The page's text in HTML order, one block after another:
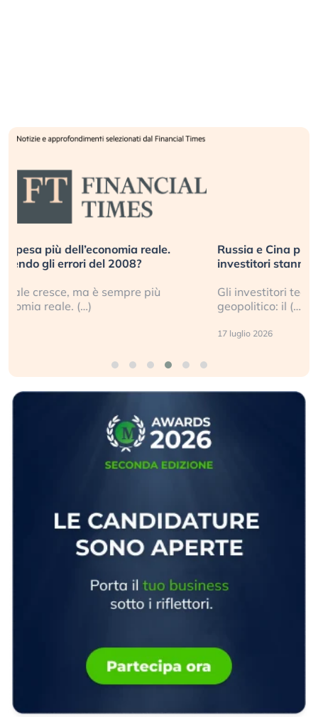
Russia e Cina pronti a spegnere Starlink. Gli
investitori stanno sottovalutando il rischio?
Gli investitori tech continuano a ignorare il rischio
geopolitico: il (…)